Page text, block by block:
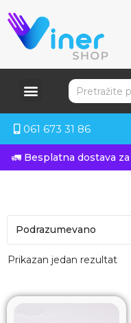
061 673 31 86
🚛 Besplatna dostava
Prikazan jedan rezultat